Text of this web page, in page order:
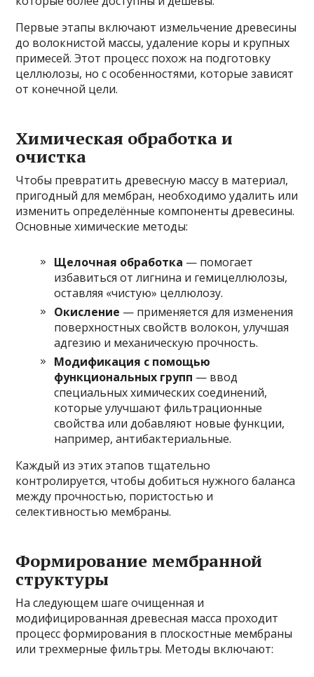
Первые этапы включают измельчение древесины
до волокнистой массы, удаление коры и крупных
примесей. Этот процесс похож на подготовку
целлюлозы, но с особенностями, которые зависят
от конечной цели.
Химическая обработка и
очистка
Чтобы превратить древесную массу в материал,
пригодный для мембран, необходимо удалить или
изменить определённые компоненты древесины.
Основные химические методы:
Щелочная обработка — помогает
избавиться от лигнина и гемицеллюлозы,
оставляя «чистую» целлюлозу.
Окисление — применяется для изменения
поверхностных свойств волокон, улучшая
адгезию и механическую прочность.
Модификация с помощью
функциональных групп — ввод
специальных химических соединений,
которые улучшают фильтрационные
свойства или добавляют новые функции,
например, антибактериальные.
Каждый из этих этапов тщательно
контролируется, чтобы добиться нужного баланса
между прочностью, пористостью и
селективностью мембраны.
Формирование мембранной
структуры
На следующем шаге очищенная и
модифицированная древесная масса проходит
процесс формирования в плоскостные мембраны
или трехмерные фильтры. Методы включают: